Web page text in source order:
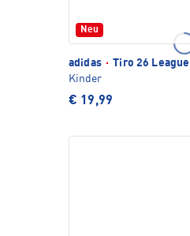
Neu
adidas · Tiro 26
Kinder
€ 19,99